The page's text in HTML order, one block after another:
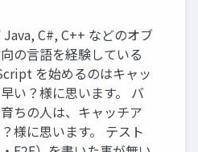
C#, C++ などのオブ
の言語を経験している
を始めるのはキャッ
い？様に思います。 バ
ちの人は、キャッチア
様に思います。 テスト